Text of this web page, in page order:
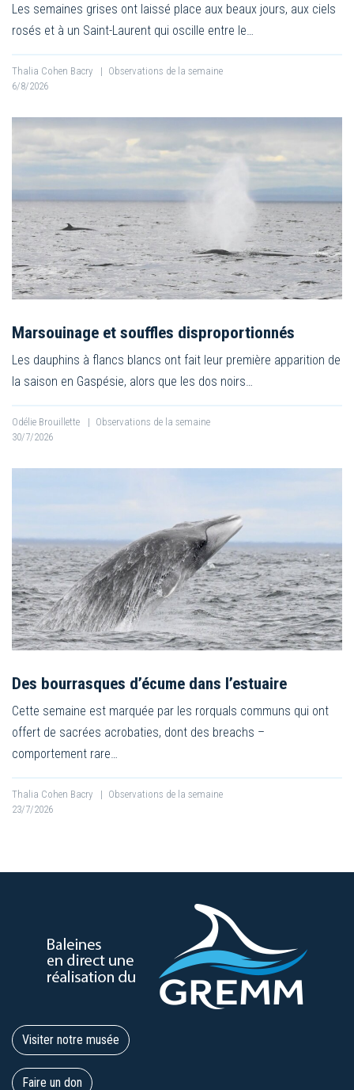
Les semaines grises ont laissé place aux beaux jours, aux ciels
rosés et à un Saint-Laurent qui oscille entre le…
Thalia Cohen Bacry | Observations de la semaine
6/8/2026
Marsouinage et souffles disproportionnés
Les dauphins à flancs blancs ont fait leur première apparition de
la saison en Gaspésie, alors que les dos noirs…
Odélie Brouillette | Observations de la semaine
30/7/2026
Des bourrasques d’écume dans l’estuaire
Cette semaine est marquée par les rorquals communs qui ont
offert de sacrées acrobaties, dont des breachs –
comportement rare…
Thalia Cohen Bacry | Observations de la semaine
23/7/2026
Visiter notre musée
Faire un don